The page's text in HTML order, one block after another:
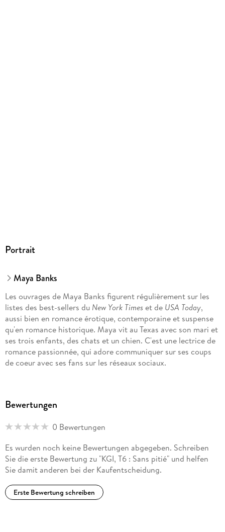
Portrait
Maya Banks
Les ouvrages de Maya Banks figurent régulièrement sur les
listes des best-sellers duNew York Times et de USA Today,
aussi bien en romance érotique, contemporaine et suspense
qu'en romance historique. Maya vit au Texas avec son mari et
ses trois enfants, des chats et un chien. C'est une lectrice de
romance passionnée, qui adore communiquer sur ses coups
de coeur avec ses fans sur les réseaux sociaux.
Bewertungen
0 Bewertungen
Es wurden noch keine Bewertungen abgegeben. Schreiben
Sie die erste Bewertung zu "KGI, T6 : Sans pitié" und helfen
Sie damit anderen bei der Kaufentscheidung.
Erste Bewertung schreiben